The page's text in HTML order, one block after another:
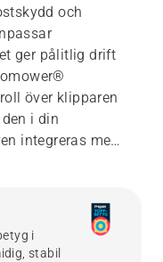
och
ger pålitlig drift
över klipparen
i din
integreras med
underlättas
de medföljande
i
stabil